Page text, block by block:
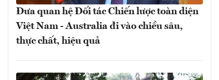
Đưa quan hệ Đối tác Chiến lược toàn diện
Việt Nam - Australia đi vào chiều sâu,
thực chất, hiệu quả